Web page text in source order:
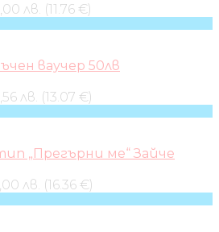
лв. (11.76 €)
ваучер 50лв
лв. (13.07 €)
„Прегърни ме“ Зайче
лв. (16.36 €)